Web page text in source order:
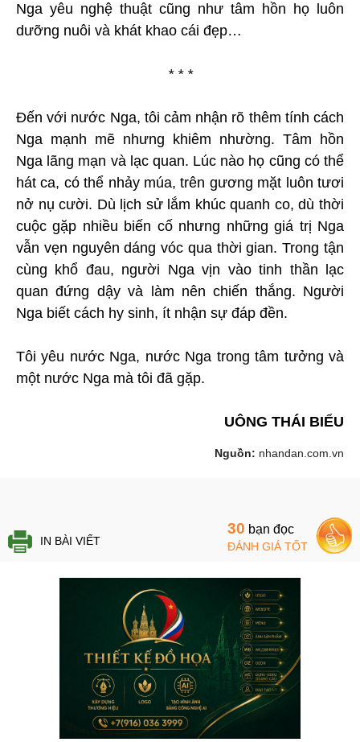
Nga yêu nghệ thuật cũng như tâm hồn họ luôn
dưỡng nuôi và khát khao cái đẹp…
* * *
Đến với nước Nga, tôi cảm nhận rõ thêm tính cách
Nga mạnh mẽ nhưng khiêm nhường. Tâm hồn
Nga lãng mạn và lạc quan. Lúc nào họ cũng có thể
hát ca, có thể nhảy múa, trên gương mặt luôn tươi
nở nụ cười. Dù lịch sử lắm khúc quanh co, dù thời
cuộc gặp nhiều biến cố nhưng những giá trị Nga
vẫn vẹn nguyên dáng vóc qua thời gian. Trong tận
cùng khổ đau, người Nga vịn vào tinh thần lạc
quan đứng dậy và làm nên chiến thắng. Người
Nga biết cách hy sinh, ít nhận sự đáp đền.
Tôi yêu nước Nga, nước Nga trong tâm tưởng và
một nước Nga mà tôi đã gặp.
UÔNG THÁI BIỂU
Nguồn: nhandan.com.vn
IN BÀI VIẾT
30 bạn đọc
ĐÁNH GIÁ TỐT